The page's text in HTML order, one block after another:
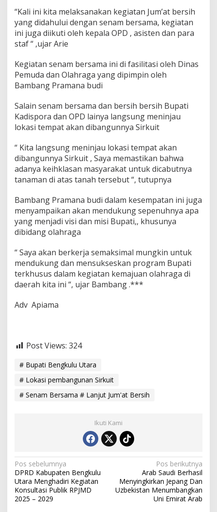
l
a
n
j
k
a
n
J
m
'
a
B
e
r
s
i
“Kali ini kita melaksanakan kegiatan Jum’at bersih
yang didahului dengan senam bersama, kegiatan
ini juga diikuti oleh kepala OPD , asisten dan para
staf “ ,ujar Arie
Kegiatan senam bersama ini di fasilitasi oleh Dinas
Pemuda dan Olahraga yang dipimpin oleh
Bambang Pramana budi
Salain senam bersama dan bersih bersih Bupati
Kadispora dan OPD lainya langsung meninjau
lokasi tempat akan dibangunnya Sirkuit
“ Kita langsung meninjau lokasi tempat akan
dibangunnya Sirkuit , Saya memastikan bahwa
adanya keihklasan masyarakat untuk dicabutnya
tanaman di atas tanah tersebut “, tutupnya
Bambang Pramana budi dalam kesempatan ini juga
menyampaikan akan mendukung sepenuhnya apa
yang menjadi visi dan misi Bupati,, khusunya
dibidang olahraga
“ Saya akan berkerja semaksimal mungkin untuk
mendukung dan mensukseskan program Bupati
terkhusus dalam kegiatan kemajuan olahraga di
daerah kita ini “, ujar Bambang .***
Adv Apiama
Post Views: 324
# Bupati Bengkulu Utara
# Lokasi pembangunan Sirkuit
# Senam Bersama # Lanjut Jum'at Bersih
Ikuti Kami
N
a
v
Pos sebelumnya
DPRD Kabupaten Bengkulu
Utara Menghadiri Kegiatan
Konsultasi Publik RPJMD
2025 – 2029
Pos berikutnya
Arab Saudi Berhasil
Menyingkirkan Jepang Dan
Uzbekistan Menumbangkan
Uni Emirat Arab